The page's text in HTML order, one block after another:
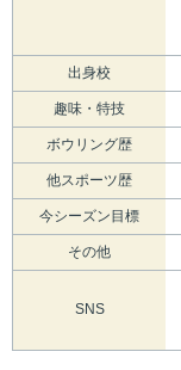
出身校
趣味・特技
ボウリング歴
他スポーツ歴
今シーズン目標
その他
SNS